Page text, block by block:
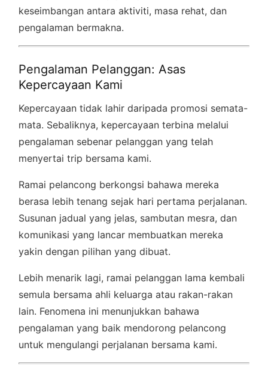
keseimbangan antara aktiviti, masa rehat, dan
pengalaman bermakna.
Pengalaman Pelanggan: Asas
Kepercayaan Kami
Kepercayaan tidak lahir daripada promosi semata-
mata. Sebaliknya, kepercayaan terbina melalui
pengalaman sebenar pelanggan yang telah
menyertai trip bersama kami.
Ramai pelancong berkongsi bahawa mereka
berasa lebih tenang sejak hari pertama perjalanan.
Susunan jadual yang jelas, sambutan mesra, dan
komunikasi yang lancar membuatkan mereka
yakin dengan pilihan yang dibuat.
Lebih menarik lagi, ramai pelanggan lama kembali
semula bersama ahli keluarga atau rakan-rakan
lain. Fenomena ini menunjukkan bahawa
pengalaman yang baik mendorong pelancong
untuk mengulangi perjalanan bersama kami.